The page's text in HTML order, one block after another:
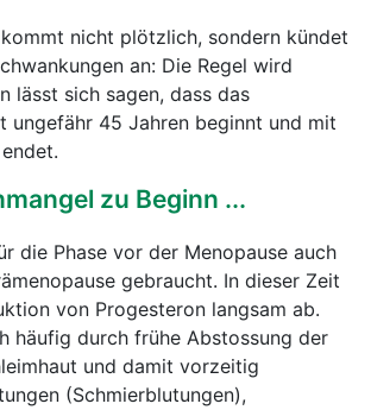
nicht plötzlich, sondern kündet
an: Die Regel wird
lässt sich sagen, dass das
ungefähr 45 Jahren beginnt und mit
zu Beginn ...
die Phase vor der Menopause auch
gebraucht. In dieser Zeit
von Progesteron langsam ab.
häufig durch frühe Abstossung der
und damit vorzeitig
(Schmierblutungen),